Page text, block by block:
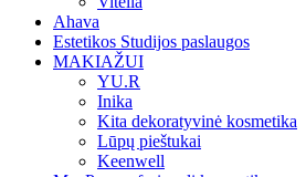
Ahava
Estetikos Studijos paslaugos
MAKIAŽUI
YU.R
Inika
Kita dekoratyvinė kosmetika
Lūpų pieštukai
Keenwell